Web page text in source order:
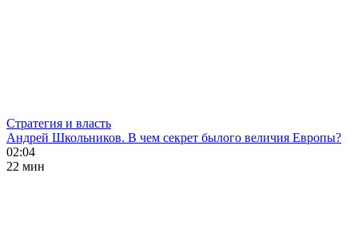
Стратегия и власть
Андрей Школьников. В чем секрет былого величия Европы?
02:04
22 мин